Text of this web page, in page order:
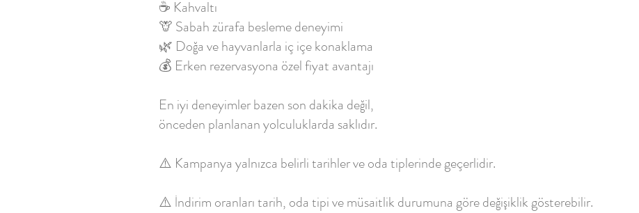
☕ Kahvaltı
🦒 Sabah zürafa besleme deneyimi
🌿 Doğa ve hayvanlarla iç içe konaklama
💰 Erken rezervasyona özel fiyat avantajı
En iyi deneyimler bazen son dakika değil,
önceden planlanan yolculuklarda saklıdır.
⚠️ Kampanya yalnızca belirli tarihler ve oda tiplerinde geçerlidir.
⚠️ İndirim oranları tarih, oda tipi ve müsaitlik durumuna göre değişiklik gösterebilir.